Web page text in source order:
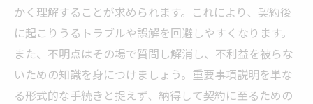
かく理解することが求められます。これにより、契約後
に起こりうるトラブルや誤解を回避しやすくなります。
また、不明点はその場で質問し解消し、不利益を被らな
いための知識を身につけましょう。重要事項説明を単な
る形式的な手続きと捉えず、納得して契約に至るための